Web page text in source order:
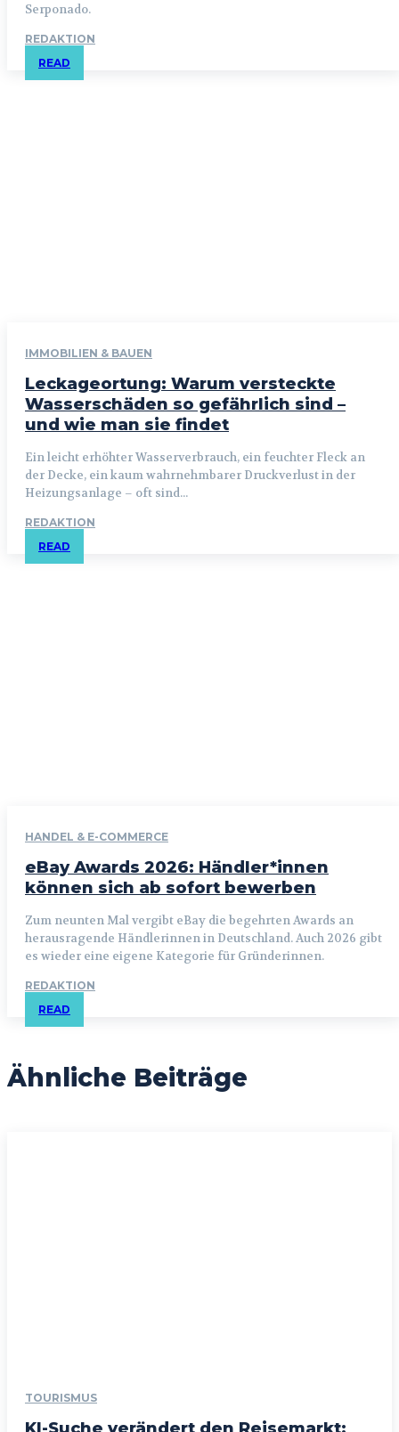
Serponado.
REDAKTION
READ
IMMOBILIEN & BAUEN
Leckageortung: Warum versteckte
Wasserschäden so gefährlich sind –
und wie man sie findet
Ein leicht erhöhter Wasserverbrauch, ein feuchter Fleck an
der Decke, ein kaum wahrnehmbarer Druckverlust in der
Heizungsanlage – oft sind...
REDAKTION
READ
HANDEL & E-COMMERCE
eBay Awards 2026: Händler*innen
können sich ab sofort bewerben
Zum neunten Mal vergibt eBay die begehrten Awards an
herausragende Händlerinnen in Deutschland. Auch 2026 gibt
es wieder eine eigene Kategorie für Gründerinnen.
REDAKTION
READ
Ähnliche Beiträge
TOURISMUS